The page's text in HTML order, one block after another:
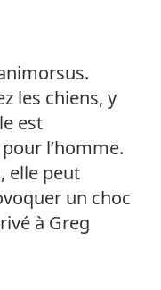
les chiens, y
est
l’homme.
elle peut
un choc
à Greg